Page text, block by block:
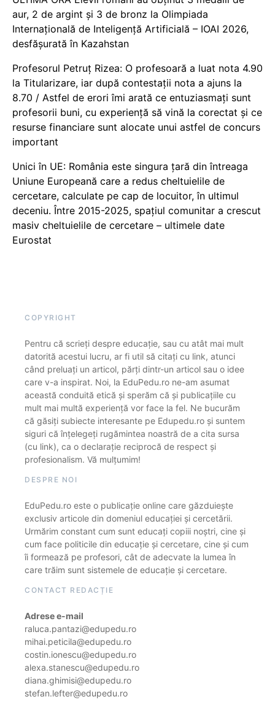
aur, 2 de argint și 3 de bronz la Olimpiada
Internațională de Inteligență Artificială – IOAI 2026,
desfășurată în Kazahstan
Profesorul Petruț Rizea: O profesoară a luat nota 4.90
la Titularizare, iar după contestații nota a ajuns la
8.70 / Astfel de erori îmi arată ce entuziasmați sunt
profesorii buni, cu experiență să vină la corectat și ce
resurse financiare sunt alocate unui astfel de concurs
important
Unici în UE: România este singura țară din întreaga
Uniune Europeană care a redus cheltuielile de
cercetare, calculate pe cap de locuitor, în ultimul
deceniu. Între 2015-2025, spațiul comunitar a crescut
masiv cheltuielile de cercetare – ultimele date
Eurostat
COPYRIGHT
Pentru că scrieți despre educație, sau cu atât mai mult
datorită acestui lucru, ar fi util să citați cu link, atunci
când preluați un articol, părți dintr-un articol sau o idee
care v-a inspirat. Noi, la EduPedu.ro ne-am asumat
această conduită etică și sperăm că și publicațiile cu
mult mai multă experiență vor face la fel. Ne bucurăm
că găsiți subiecte interesante pe Edupedu.ro și suntem
siguri că înțelegeți rugămintea noastră de a cita sursa
(cu link), ca o declarație reciprocă de respect și
profesionalism. Vă mulțumim!
DESPRE NOI
EduPedu.ro este o publicație online care găzduiește
exclusiv articole din domeniul educației și cercetării.
Urmărim constant cum sunt educați copiii noștri, cine și
cum face politicile din educație și cercetare, cine și cum
îi formează pe profesori, cât de adecvate la lumea în
care trăim sunt sistemele de educație și cercetare.
CONTACT REDACȚIE
Adrese e-mail
raluca.pantazi@edupedu.ro
mihai.peticila@edupedu.ro
costin.ionescu@edupedu.ro
alexa.stanescu@edupedu.ro
diana.ghimisi@edupedu.ro
stefan.lefter@edupedu.ro